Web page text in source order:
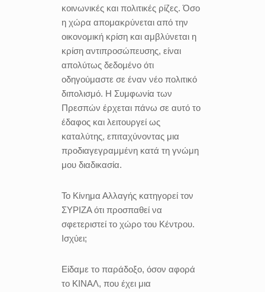
κοινωνικές και πολιτικές ρίζες. Όσο
η χώρα απομακρύνεται από την
οικονομική κρίση και αμβλύνεται η
κρίση αντιπροσώπευσης, είναι
απολύτως δεδομένο ότι
οδηγούμαστε σε έναν νέο πολιτικό
διπολισμό. Η Συμφωνία των
Πρεσπών έρχεται πάνω σε αυτό το
έδαφος και λειτουργεί ως
καταλύτης, επιταχύνοντας μια
προδιαγεγραμμένη κατά τη γνώμη
μου διαδικασία.
Το Κίνημα Αλλαγής κατηγορεί τον
ΣΥΡΙΖΑ ότι προσπαθεί να
σφετεριστεί το χώρο του Κέντρου.
Ισχύει;
Είδαμε το παράδοξο, όσον αφορά
το ΚΙΝΑΛ, που έχει μια